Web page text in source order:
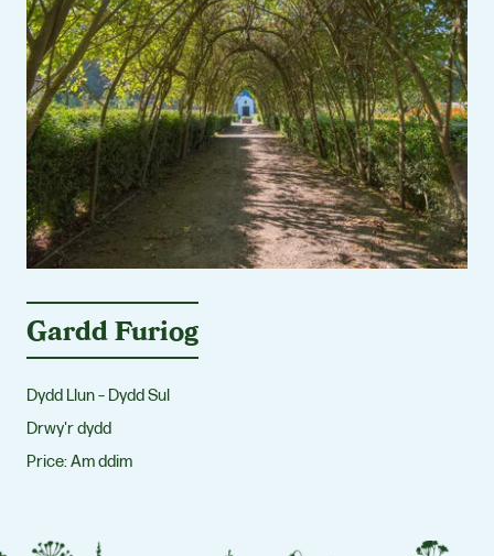
Gardd Furiog
Dydd Llun – Dydd Sul
Drwy'r dydd
Price: Am ddim